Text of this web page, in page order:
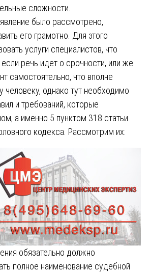
сложности.
было рассмотрено,
его грамотно. Для этого
услуги специалистов, что
речь идет о срочности, или же
самостоятельно, что вполне
однако тут необходимо
и требований, которые
а именно 5 пунктом 318 статьи
кодекса. Рассмотрим их:
обязательно должно
полное наименование судебной